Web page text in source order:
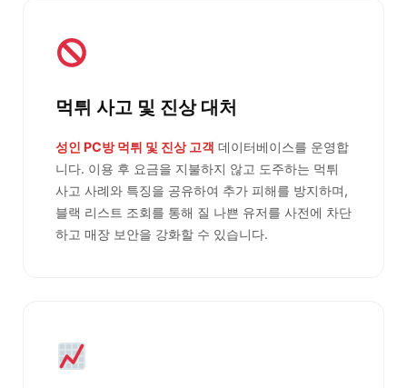
먹튀 사고 및 진상 대처
성인 PC방 먹튀 및 진상 고객 데이터베이스를 운영합
니다. 이용 후 요금을 지불하지 않고 도주하는 먹튀
사고 사례와 특징을 공유하여 추가 피해를 방지하며,
블랙 리스트 조회를 통해 질 나쁜 유저를 사전에 차단
하고 매장 보안을 강화할 수 있습니다.